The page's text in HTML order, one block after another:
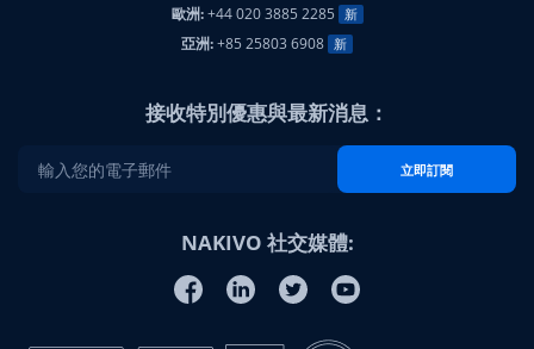
歐洲:+44 020 3885 2285 新
亞洲:+85 25803 6908 新
接收特別優惠與最新消息：
立即訂閱
NAKIVO 社交媒體: